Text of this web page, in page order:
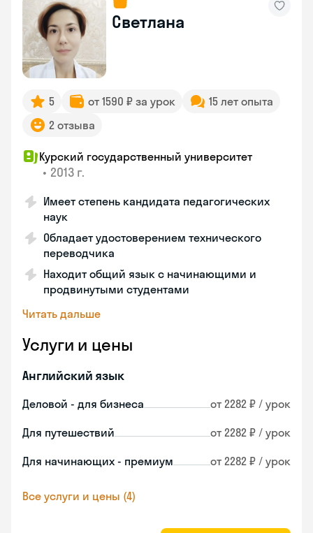
Светлана
5 от 1590 ₽ за урок
15 лет опыта
2 отзыва
Курский государственный университет
• 2013 г.
Имеет степень кандидата педагогических
наук
Обладает удостоверением технического
переводчика
Находит общий язык с начинающими и
продвинутыми студентами
Читать дальше
Услуги и цены
Английский язык
Деловой - для бизнеса от 2282 ₽ / урок
Для путешествий от 2282 ₽ / урок
Для начинающих - премиум от 2282 ₽ / урок
Все услуги и цены (4)